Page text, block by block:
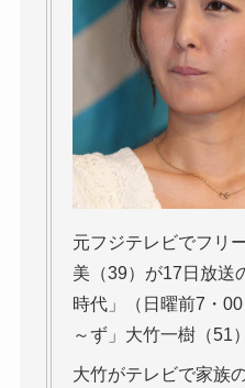
元フジテレビでフリ
美（39）が17日放送
時代」（日曜前7・
～ず」大竹一樹（51
大竹がテレビで家族